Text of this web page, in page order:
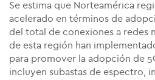
Se estima que Norteamérica
acelerado en términos de
del total de conexiones a redes
de esta región han
para promover la adopción de
incluyen subastas de espectro,